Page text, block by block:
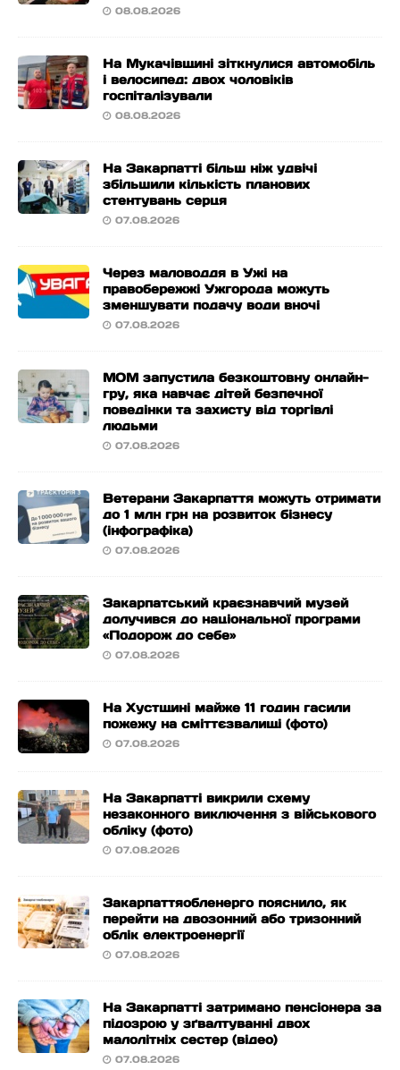
08.08.2026
На Мукачівщині зіткнулися автомобіль
і велосипед: двох чоловіків
госпіталізували
08.08.2026
На Закарпатті більш ніж удвічі
збільшили кількість планових
стентувань серця
07.08.2026
Через маловоддя в Ужі на
правобережжі Ужгорода можуть
зменшувати подачу води вночі
07.08.2026
МОМ запустила безкоштовну онлайн-
гру, яка навчає дітей безпечної
поведінки та захисту від торгівлі
людьми
07.08.2026
Ветерани Закарпаття можуть отримати
до 1 млн грн на розвиток бізнесу
(інфографіка)
07.08.2026
Закарпатський краєзнавчий музей
долучився до національної програми
«Подорож до себе»
07.08.2026
На Хустщині майже 11 годин гасили
пожежу на сміттєзвалищі (фото)
07.08.2026
На Закарпатті викрили схему
незаконного виключення з військового
обліку (фото)
07.08.2026
Закарпаттяобленерго пояснило, як
перейти на двозонний або тризонний
облік електроенергії
07.08.2026
На Закарпатті затримано пенсіонера за
підозрою у зґвалтуванні двох
малолітніх сестер (відео)
07.08.2026